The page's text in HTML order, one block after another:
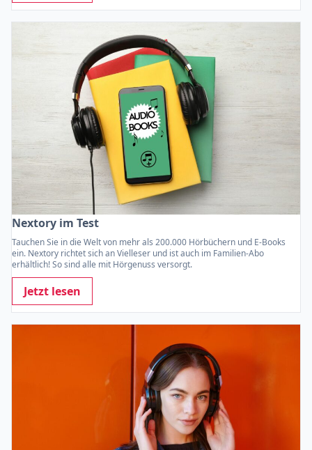
Nextory im Test
Tauchen Sie in die Welt von mehr als 200.000 Hörbüchern und E-Books
ein. Nextory richtet sich an Vielleser und ist auch im Familien-Abo
erhältlich! So sind alle mit Hörgenuss versorgt.
Jetzt lesen